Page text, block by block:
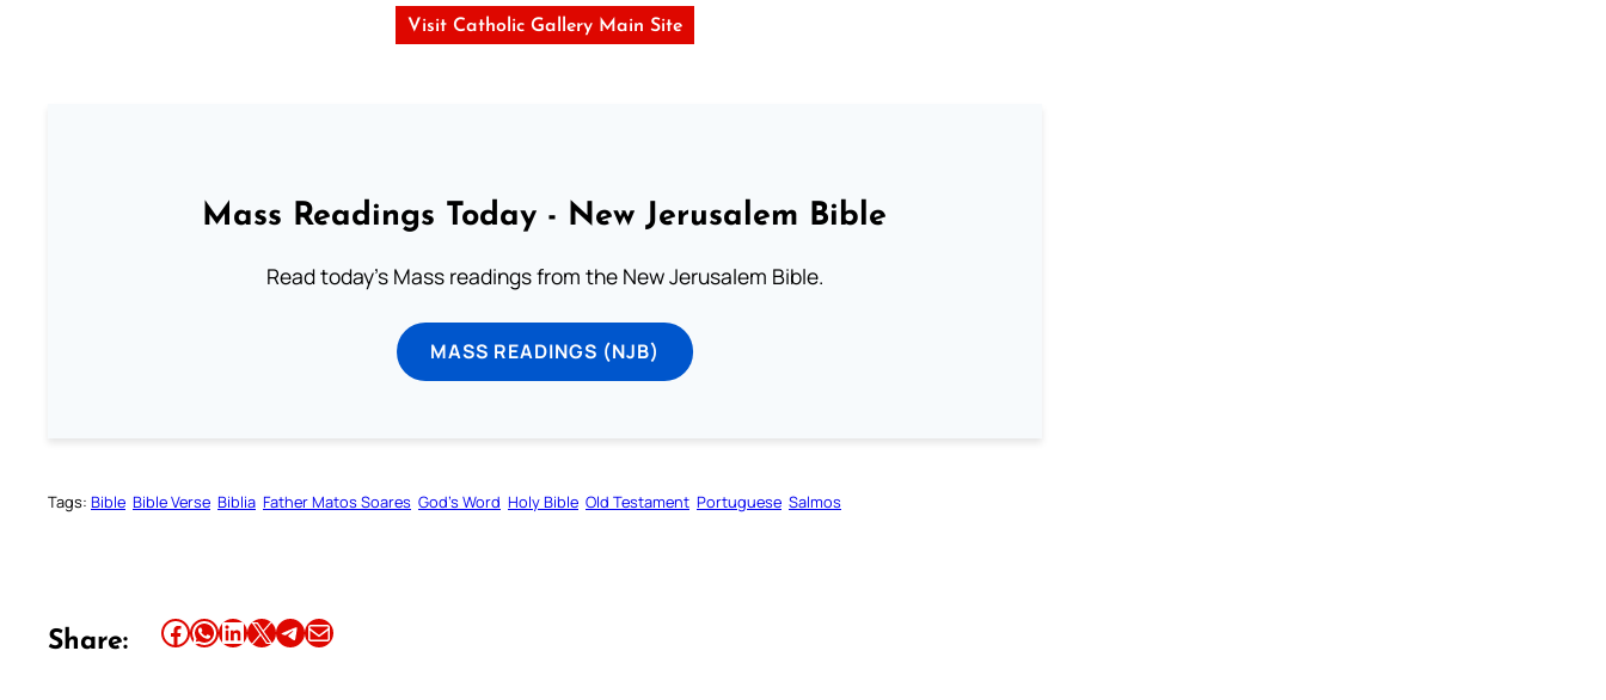
Visit Catholic Gallery Main Site
Mass Readings Today - New Jerusalem Bible
Read today's Mass readings from the New Jerusalem Bible.
MASS READINGS (NJB)
Tags: Bible Bible Verse Biblia Father Matos Soares God’s Word Holy Bible Old Testament Portuguese Salmos
Share: Share this article on Facebook Share this article on WhatsApp Share this article on LinkedIn Share this article on X Share this article on TelegramEmail this Article